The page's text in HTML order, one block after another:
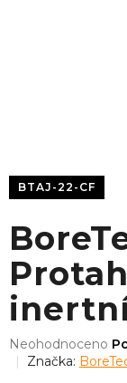
BTAJ-22-CF
Průměrné
hodnocení
Neohodnoceno
Značka: